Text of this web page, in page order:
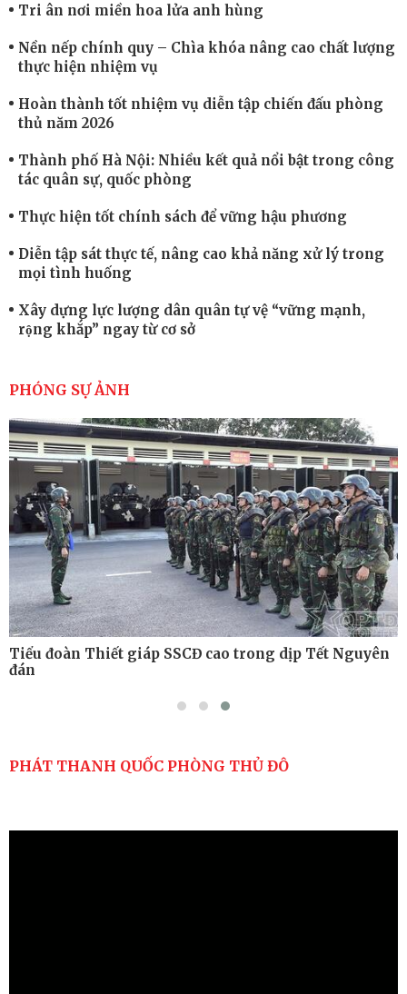
Tri ân nơi miền hoa lửa anh hùng
Nền nếp chính quy – Chìa khóa nâng cao chất lượng
thực hiện nhiệm vụ
Hoàn thành tốt nhiệm vụ diễn tập chiến đấu phòng
thủ năm 2026
Thành phố Hà Nội: Nhiều kết quả nổi bật trong công
tác quân sự, quốc phòng
Thực hiện tốt chính sách để vững hậu phương
Diễn tập sát thực tế, nâng cao khả năng xử lý trong
mọi tình huống
Xây dựng lực lượng dân quân tự vệ “vững mạnh,
rộng khắp” ngay từ cơ sở
cao sức mạnh chiến đấu
Tiểu đoàn Thiết giáp hoàn thành tốt diễn tập chiến
thuật có bắn đạn thật
Nơi sinh viên rèn ý trí, luyện kỹ năng
PHÓNG SỰ ẢNH
Thiết giáp SSCĐ cao trong dịp Tết Nguyên
Bộ Tư
PHÁT THANH QUỐC PHÒNG THỦ ĐÔ